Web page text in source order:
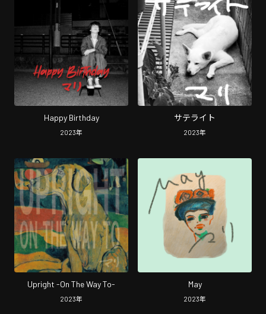
Happy Birthday
2023年
サテライト
2023年
Upright -On The Way To-
2023年
May
2023年